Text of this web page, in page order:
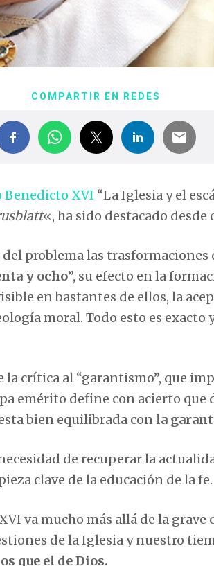
COMPARTIR EN REDES
XVI “La Iglesia y el
«, ha sido destacado
problema las trasformaciones
y ocho”, su efecto en la
en bastantes de ellos, la
moral. Todo esto es exacto
crítica al “garantismo”, que
emérito define con acierto
bien equilibrada con la
de recuperar la
clave de la educación de la fe.
va mucho más allá de la grave
de la Iglesia y nuestro
que el de Dios.